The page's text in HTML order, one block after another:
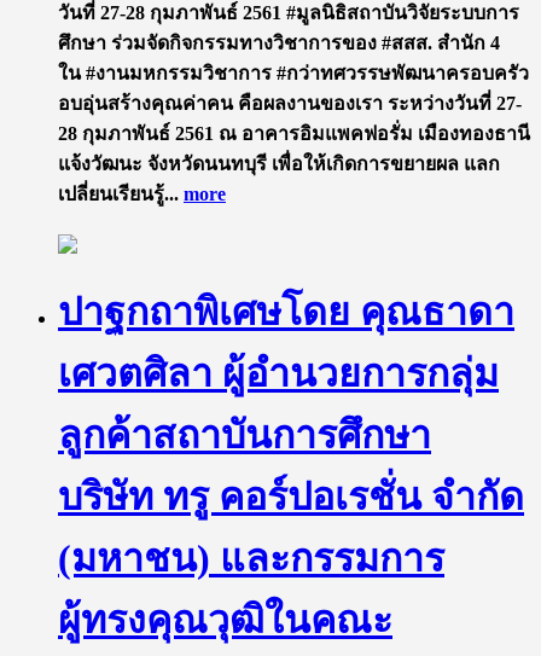
วันที่ 27-28 กุมภาพันธ์ 2561 #มูลนิธิสถาบันวิจัยระบบการ
ศึกษา ร่วมจัดกิจกรรมทางวิชาการของ #สสส. สำนัก 4
ใน #งานมหกรรมวิชาการ #กว่าทศวรรษพัฒนาครอบครัว
อบอุ่นสร้างคุณค่าคน คือผลงานของเรา ระหว่างวันที่ 27-
28 กุมภาพันธ์ 2561 ณ อาคารอิมแพคฟอรั่ม เมืองทองธานี
แจ้งวัฒนะ จังหวัดนนทบุรี เพื่อให้เกิดการขยายผล แลก
เปลี่ยนเรียนรู้... more
ปาฐกถาพิเศษโดย คุณธาดา
เศวตศิลา ผู้อำนวยการกลุ่ม
ลูกค้าสถาบันการศึกษา
บริษัท ทรู คอร์ปอเรชั่น จำกัด
(มหาชน) และกรรมการ
ผู้ทรงคุณวุฒิในคณะ